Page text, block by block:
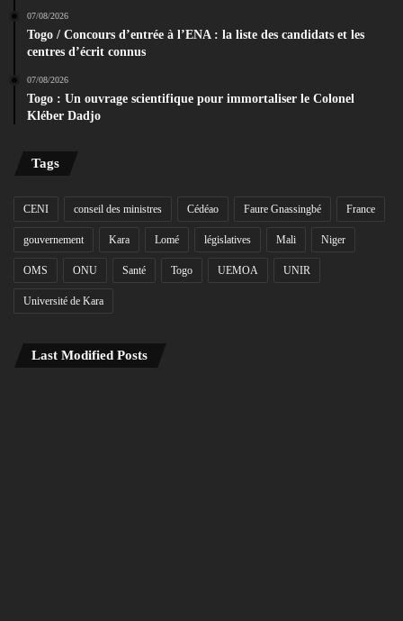
07/08/2026
Togo / Concours d’entrée à l’ENA : la liste des candidats et les
centres d’écrit connus
07/08/2026
Togo : Un ouvrage scientifique pour immortaliser le Colonel
Kléber Dadjo
Tags
CENI conseil des ministres Cédéao Faure Gnassingbé France
gouvernement Kara Lomé législatives Mali Niger
OMS ONU Santé Togo UEMOA UNIR
Université de Kara
Last Modified Posts